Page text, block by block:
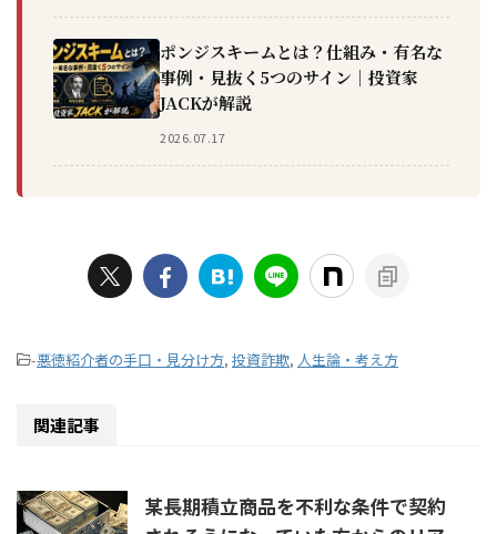
ポンジスキームとは？仕組み・有名な
事例・見抜く5つのサイン｜投資家
JACKが解説
2026.07.17
-悪徳紹介者の手口・見分け方, 投資詐欺, 人生論・考え方
関連記事
某長期積立商品を不利な条件で契約